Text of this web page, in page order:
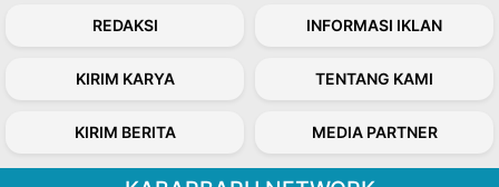
REDAKSI INFORMASI IKLAN
KIRIM KARYA TENTANG KAMI
KIRIM BERITA MEDIA PARTNER